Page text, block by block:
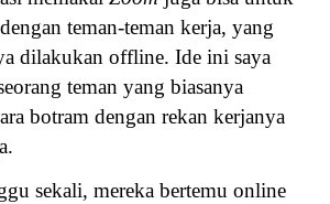
teman-teman kerja, yang
dilakukan offline. Ide ini saya
teman yang biasanya
botram dengan rekan kerjanya
sekali, mereka bertemu online